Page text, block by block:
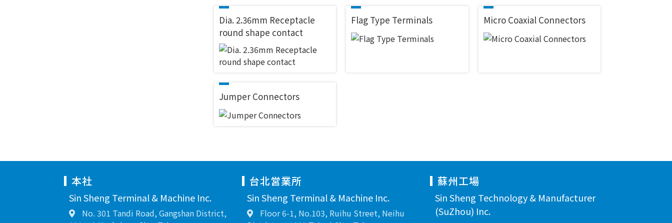
Dia. 2.36mm Receptacle
round shape contact
Flag Type Terminals Micro Coaxial Connectors
Jumper Connectors
本社
Sin Sheng Terminal & Machine Inc.
No. 301 Tandi Road, Gangshan District,
台北営業所
Sin Sheng Terminal & Machine Inc.
Floor 6-1, No.103, Ruihu Street, Neihu
蘇州工場
Sin Sheng Technology & Manufacturer
(SuZhou) Inc.